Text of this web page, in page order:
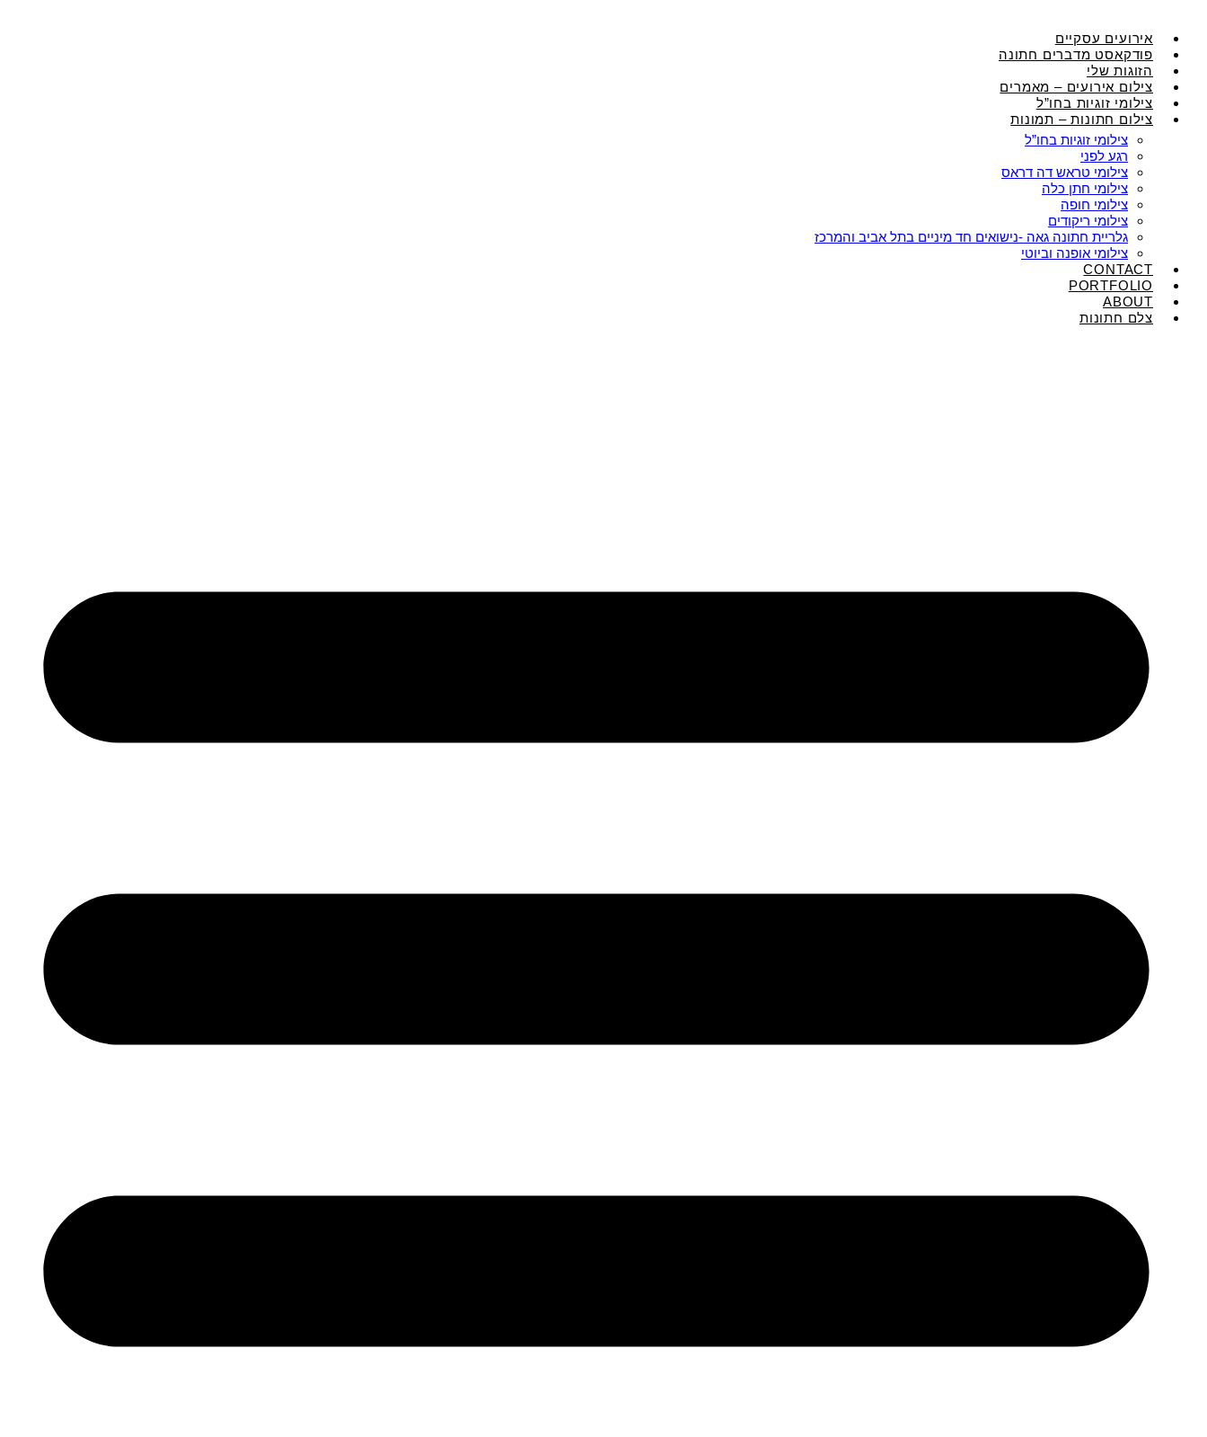
אירועים עסקיים
פודקאסט מדברים חתונה
הזוגות שלי
צילום אירועים – מאמרים
צילומי זוגיות בחו”ל
צילום חתונות – תמונות
צילומי זוגיות בחו”ל
רגע לפני
צילומי טראש דה דראס
צילומי חתן כלה
צילומי חופה
צילומי ריקודים
גלריית חתונה גאה -נישואים חד מיניים בתל אביב והמרכז
צילומי אופנה וביוטי
CONTACT
PORTFOLIO
ABOUT
צלם חתונות